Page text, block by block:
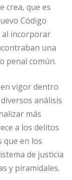
crea, que es
Código
al incorporar
una
penal común.
vigor dentro
análisis
más
a los delitos
que en los
de justicia
y piramidales.